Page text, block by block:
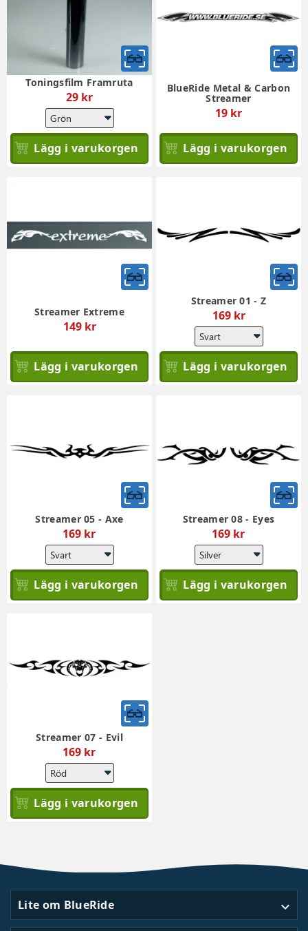
Toningsfilm Framruta
29 kr
Lägg i varukorgen
BlueRide Metal & Carbon
Streamer
19 kr
Lägg i varukorgen
Streamer Extreme
149 kr
Lägg i varukorgen
Streamer 01 - Z
169 kr
Lägg i varukorgen
Streamer 05 - Axe
169 kr
Lägg i varukorgen
Streamer 08 - Eyes
169 kr
Lägg i varukorgen
Streamer 07 - Evil
169 kr
Lägg i varukorgen
Lite om BlueRide expand_more